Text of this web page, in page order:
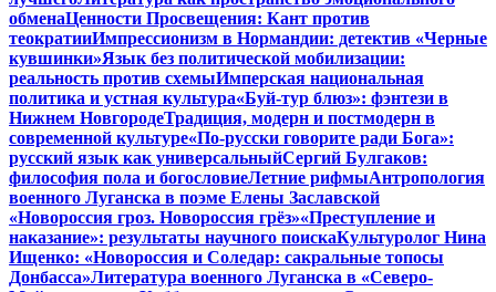
обменаЦенности Просвещения: Кант против
теократииИмпрессионизм в Нормандии: детектив «Черные
кувшинки»Язык без политической мобилизации:
реальность против схемыИмперская национальная
политика и устная культура«Буй-тур блюз»: фэнтези в
Нижнем НовгородеТрадиция, модерн и постмодерн в
современной культуре«По-русски говорите ради Бога»:
русский язык как универсальныйСергий Булгаков:
философия пола и богословиеЛетние рифмыАнтропология
военного Луганска в поэме Елены Заславской
«Новороссия гроз. Новороссия грёз»«Преступление и
наказание»: результаты научного поискаКультуролог Нина
Ищенко: «Новороссия и Соледар: сакральные топосы
Донбасса»Литература военного Луганска в «Северо-